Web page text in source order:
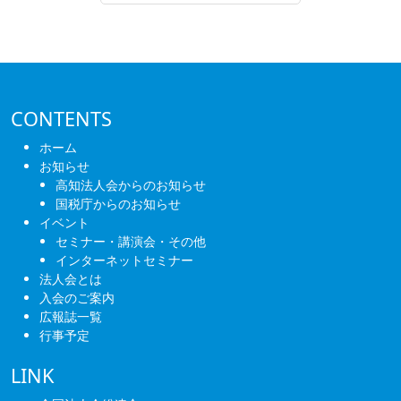
CONTENTS
ホーム
お知らせ
高知法人会からのお知らせ
国税庁からのお知らせ
イベント
セミナー・講演会・その他
インターネットセミナー
法人会とは
入会のご案内
広報誌一覧
行事予定
LINK